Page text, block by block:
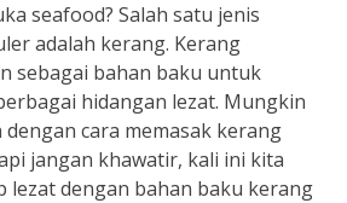
seafood? Salah satu jenis
adalah kerang. Kerang
sebagai bahan baku untuk
hidangan lezat. Mungkin
cara memasak kerang
jangan khawatir, kali ini kita
lezat dengan bahan baku kerang